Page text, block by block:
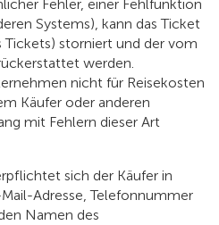
Fehler, einer Fehlfunktion
Systems), kann das Ticket
Tickets) storniert und der vom
werden.
nicht für Reisekosten
Käufer oder anderen
mit Fehlern dieser Art
sich der Käufer in
Adresse, Telefonnummer
Namen des